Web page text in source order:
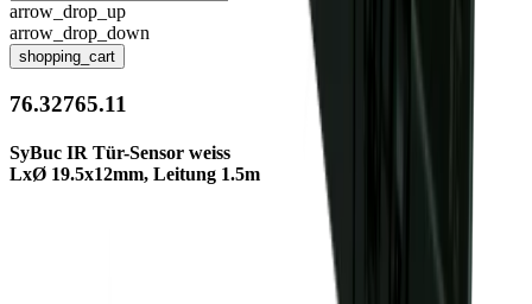
arrow_drop_up
arrow_drop_down
shopping_cart
76.32765.11
SyBuc IR Tür-Sensor weiss
LxØ 19.5x12mm, Leitung 1.5m